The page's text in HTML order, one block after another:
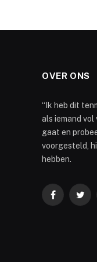
OVER ONS
“Ik heb dit
als iemand
gaat en
voorgesteld,
hebben.
Facebook